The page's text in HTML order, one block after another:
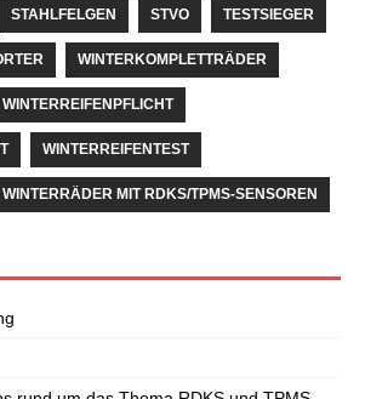
STAHLFELGEN STVO TESTSIEGER
WINTERKOMPLETTRÄDER
WINTERREIFENPFLICHT
WINTERREIFENTEST
WINTERRÄDER MIT RDKS/TPMS-SENSOREN